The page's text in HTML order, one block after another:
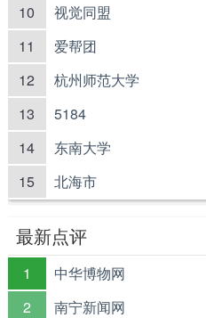
10 视觉同盟
11 爱帮团
12 杭州师范大学
13 5184
14 东南大学
15 北海市
最新点评
1 中华博物网
2 南宁新闻网